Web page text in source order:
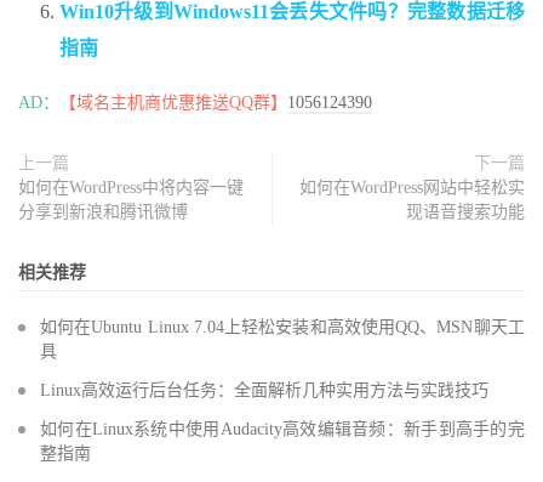
Win10升级到Windows11会丢失文件吗？完整数据迁移
指南
AD： 【域名主机商优惠推送QQ群】 1056124390
上一篇
如何在WordPress中将内容一键
分享到新浪和腾讯微博
下一篇
如何在WordPress网站中轻松实
现语音搜索功能
相关推荐
如何在Ubuntu Linux 7.04上轻松安装和高效使用QQ、MSN聊天工
具
Linux高效运行后台任务：全面解析几种实用方法与实践技巧
如何在Linux系统中使用Audacity高效编辑音频：新手到高手的完
整指南